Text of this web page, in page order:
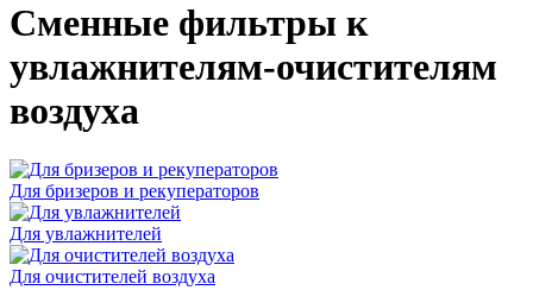
Сменные фильтры к
увлажнителям-очистителям
воздуха
Для бризеров и рекуператоров
Для увлажнителей
Для очистителей воздуха